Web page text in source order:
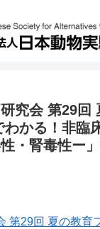
研究会 第29回
かる！非臨
・腎毒性ー
第29回 夏の教育